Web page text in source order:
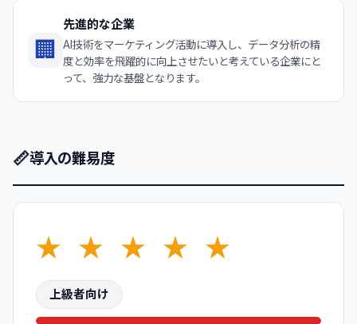
🏢
先進的な企業
AI技術をマーケティング活動に導入し、データ分析の精
度と効率を飛躍的に向上させたいと考えている企業にと
って、強力な基盤となります。
📏導入の難易度
★ ★ ★ ★ ★
上級者向け